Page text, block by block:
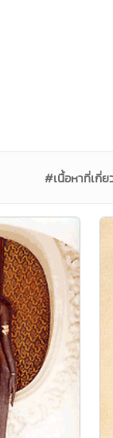
#เนื้อหาที่เกี่ย